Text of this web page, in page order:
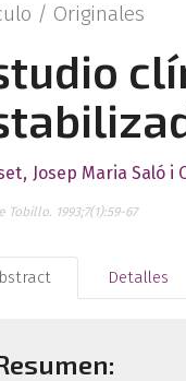
/ Originales
Josep Maria Saló i
Tobillo. 1993;7(1):59-67
Detalles